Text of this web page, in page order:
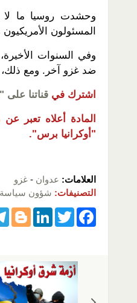
المسئولون
وفي السنوات
ضد غزو آخر. ومع
اشترك في قناتنا على
المادة أعلاه تعبر
"أوكرانيا برس".
العلامات: عدوان - غزو
التصنيفات: شؤون سياسة
F
e
T
er
Li
e
dI
g